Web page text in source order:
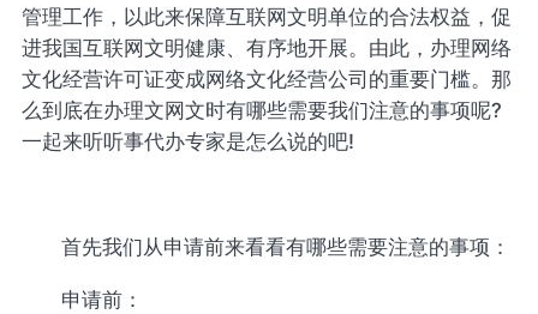
管理工作，以此来保障互联网文明单位的合法权益，促
进我国互联网文明健康、有序地开展。由此，办理网络
文化经营许可证变成网络文化经营公司的重要门槛。那
么到底在办理文网文时有哪些需要我们注意的事项呢?
一起来听听事代办专家是怎么说的吧!
首先我们从申请前来看看有哪些需要注意的事项：
申请前：